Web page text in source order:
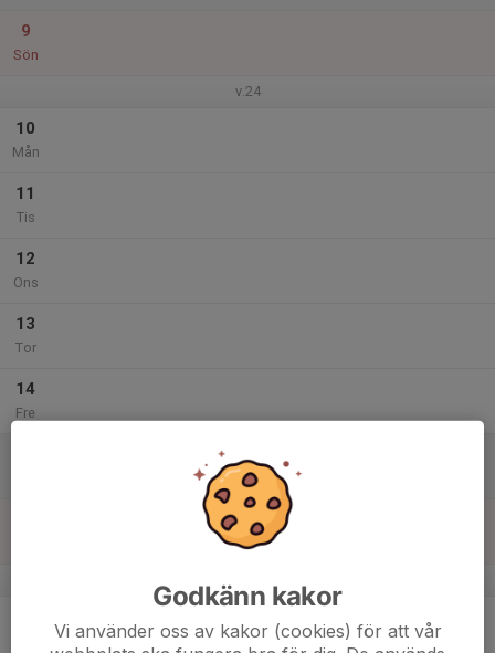
9
Sön
v.24
10
Mån
11
Tis
12
Ons
13
Tor
14
Fre
Godkänn kakor
Vi använder oss av kakor (cookies) för att vår